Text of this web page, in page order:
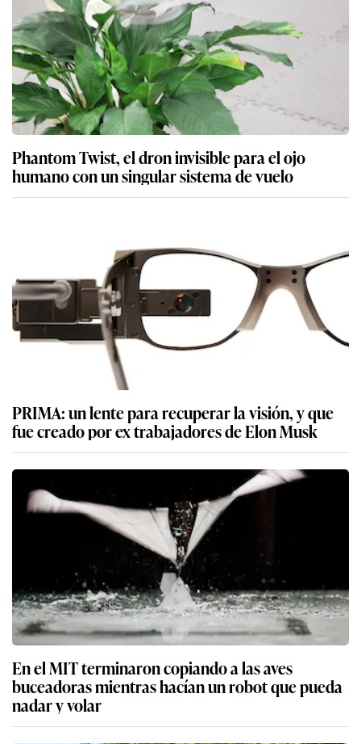
Phantom Twist, el dron invisible para el ojo
humano con un singular sistema de vuelo
PRIMA: un lente para recuperar la visión, y que
fue creado por ex trabajadores de Elon Musk
En el MIT terminaron copiando a las aves
buceadoras mientras hacían un robot que pueda
nadar y volar